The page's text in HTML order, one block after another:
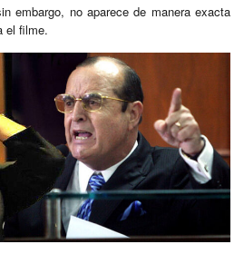
embargo, no aparece de manera exacta
el filme.